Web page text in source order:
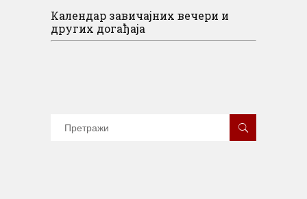
Календар завичајних вечери и
других догађаја